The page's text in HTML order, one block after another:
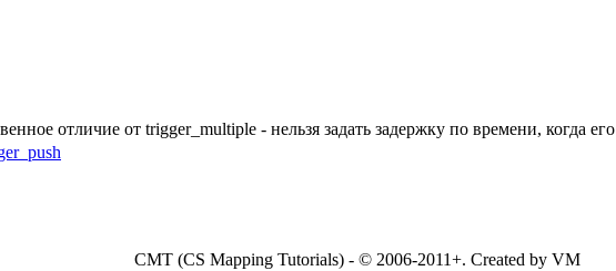
отличие от trigger_multiple - нельзя задать задержку по времени, когда
CMT (CS Mapping Tutorials) - © 2006-2011+. Created by VM